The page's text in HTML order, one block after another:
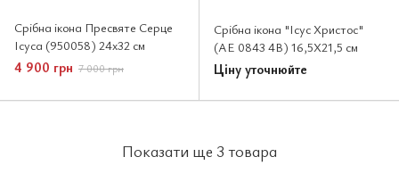
Срібна ікона Пресвяте Серце
Ісуса (950058) 24х32 см
4 900 грн 7 000 грн
Срібна ікона "Ісус Христос"
(AE 0843 4B) 16,5X21,5 см
Ціну уточнюйте
Показати ще 3 товара